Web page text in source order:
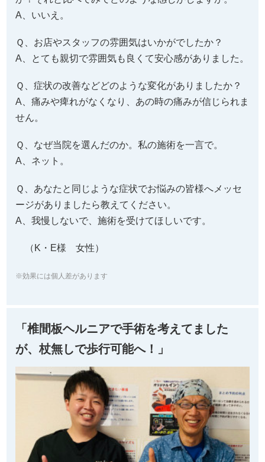
A、いいえ。
Ｑ、お店やスタッフの雰囲気はいかがでしたか？
A、とても親切で雰囲気も良くて安心感がありました。
Ｑ、症状の改善などどのような変化がありましたか？
A、痛みや痺れがなくなり、あの時の痛みが信じられま
せん。
Ｑ、なぜ当院を選んだのか。私の施術を一言で。
A、ネット。
Ｑ、あなたと同じような症状でお悩みの皆様へメッセ
ージがありましたら教えてください。
A、我慢しないで、施術を受けてほしいです。
（K・E様 女性）
※効果には個人差があります
「椎間板ヘルニアで手術を考えてました
が、杖無しで歩行可能へ！」